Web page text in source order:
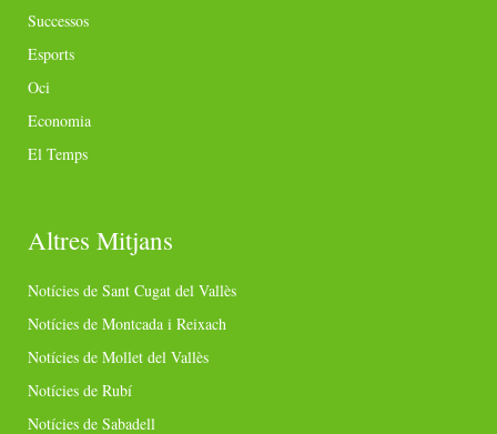
Successos
Esports
Oci
Economia
El Temps
Altres Mitjans
Notícies de Sant Cugat del Vallès
Notícies de Montcada i Reixach
Notícies de Mollet del Vallès
Notícies de Rubí
Notícies de Sabadell